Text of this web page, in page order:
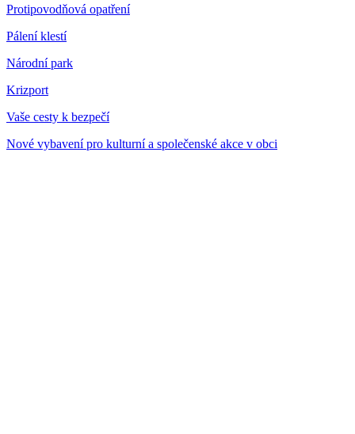
Protipovodňová opatření
Pálení klestí
Národní park
Krizport
Vaše cesty k bezpečí
Nové vybavení pro kulturní a společenské akce v obci